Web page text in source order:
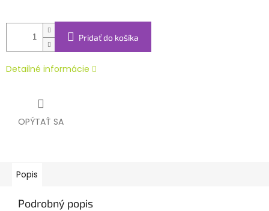
Pridať do košíka
Detailné informácie
OPÝTAŤ SA
Popis
Podrobný popis